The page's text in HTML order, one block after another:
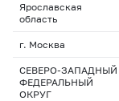
Ярославская
область
г. Москва
СЕВЕРО-ЗАПАДНЫЙ
ФЕДЕРАЛЬНЫЙ
ОКРУГ